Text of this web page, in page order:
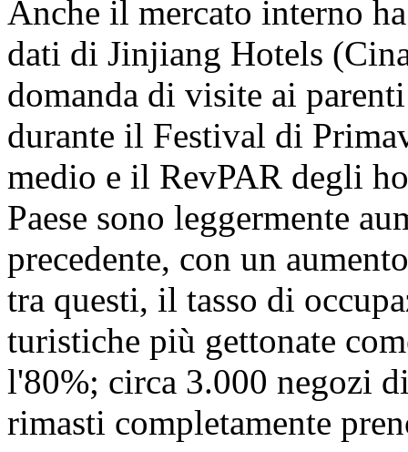
Anche il mercato interno
dati di Jinjiang Hotels
domanda di visite ai
durante il Festival di
medio e il RevPAR degli
Paese sono leggermente
precedente, con un
tra questi, il tasso di
turistiche più gettonate
l'80%; circa 3.000 negozi
rimasti completamente